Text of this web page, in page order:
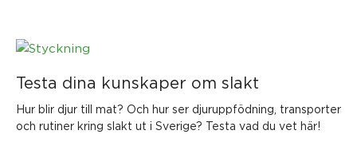
Testa dina kunskaper om slakt
Hur blir djur till mat? Och hur ser djuruppfödning, transporter
och rutiner kring slakt ut i Sverige? Testa vad du vet här!